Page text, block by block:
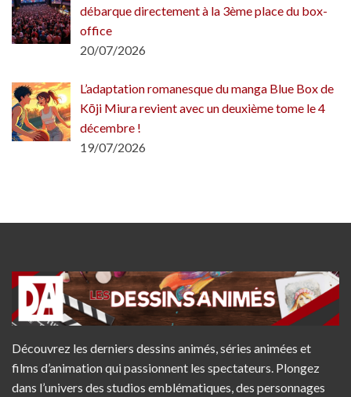
débarque directement à la 3ème place du box-
office
20/07/2026
L’adaptation romanesque du manga Blue Box de
Kōji Miura revient avec un deuxième tome le 4
décembre !
19/07/2026
Découvrez les derniers dessins animés, séries animées et
films d’animation qui passionnent les spectateurs. Plongez
dans l’univers des studios emblématiques, des personnages